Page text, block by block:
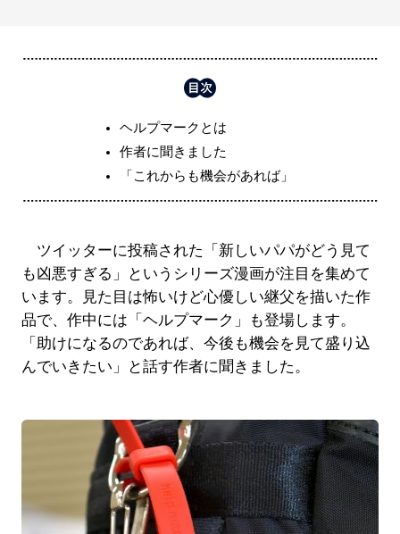
ヘルプマークとは
作者に聞きました
「これからも機会があれば」
ツイッターに投稿された「新しいパパがどう見て
も凶悪すぎる」というシリーズ漫画が注目を集めて
います。見た目は怖いけど心優しい継父を描いた作
品で、作中には「ヘルプマーク」も登場します。
「助けになるのであれば、今後も機会を見て盛り込
んでいきたい」と話す作者に聞きました。